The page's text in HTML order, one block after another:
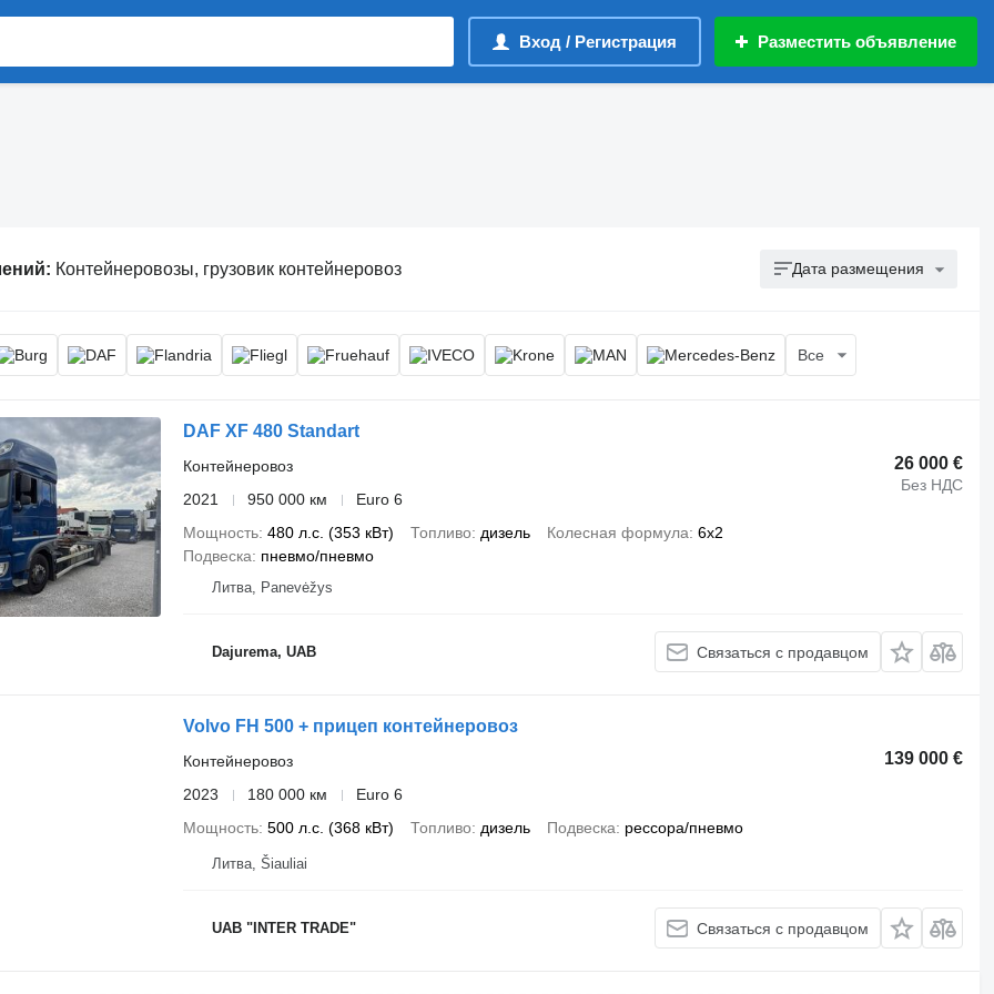
Вход / Регистрация Разместить объявление
Контейнеровозы, грузовик контейнеровоз Дата размещения
Все
DAF XF 480 Standart
26 000 €
Без НДС
Контейнеровоз
2021
950 000 км
Euro 6
Мощность 480 л.с. (353 кВт) Топливо дизель Колесная формула 6x2
Подвеска
пневмо/пневмо
Литва, Panevėžys
Dajurema, UAB Связаться с продавцом
Volvo FH 500 + прицеп контейнеровоз
139 000 €
Контейнеровоз
2023
180 000 км
Euro 6
Мощность 500 л.с. (368 кВт) Топливо дизель Подвеска рессора/пневмо
Литва, Šiauliai
UAB "INTER TRADE" Связаться с продавцом